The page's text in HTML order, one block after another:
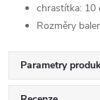
chrastítka: 10
Rozměry
Parametry